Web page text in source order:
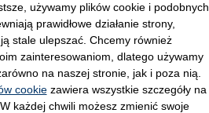
używamy plików cookie i podobnych
prawidłowe działanie strony,
stale ulepszać. Chcemy również
zainteresowaniom, dlatego używamy
na naszej stronie, jak i poza nią.
cookiezawiera wszystkie szczegóły na
każdej chwili możesz zmienić swoje